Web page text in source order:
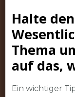
Halte
Thema
auf das,
Ein wichtiger